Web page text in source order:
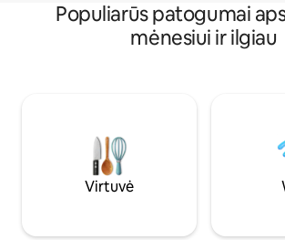
Populiarūs patogumai
mėnesiui ir ilgiau
Virtuvė